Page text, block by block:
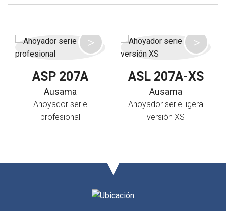
ASP 207A
Ausama
Ahoyador serie
profesional
ASL 207A-XS
Ausama
Ahoyador serie ligera
versión XS